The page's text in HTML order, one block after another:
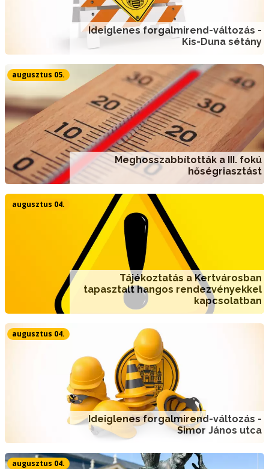
Ideiglenes forgalmirend-változás -
Kis-Duna sétány
Meghosszabbították a III. fokú
hőségriasztást
augusztus 05.
Tájékoztatás a Kertvárosban
tapasztalt hangos rendezvényekkel
kapcsolatban
augusztus 04.
Ideiglenes forgalmirend-változás -
Simor János utca
augusztus 04.
augusztus 04.